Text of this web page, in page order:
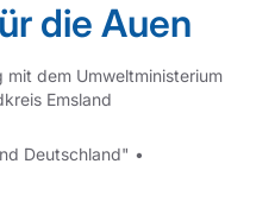
die Auen
mit dem Umweltministerium
Emsland
Deutschland" •